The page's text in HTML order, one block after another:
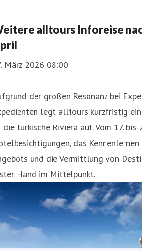
alltours Inforeise
März 2026 08:00
der großen Resonanz bei
legt alltours kurzfristig
die türkische Riviera auf. Vom 17. bis
das
und die Vermittlung von
Hand im Mittelpunkt.